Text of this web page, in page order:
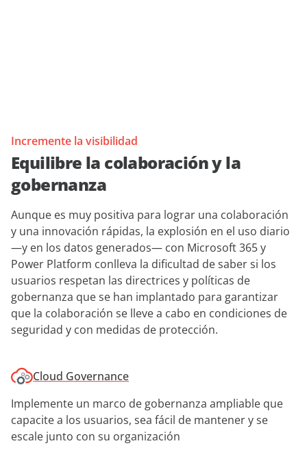
Incremente la visibilidad
Equilibre la colaboración y la
gobernanza
Aunque es muy positiva para lograr una colaboración
y una innovación rápidas, la explosión en el uso diario
—y en los datos generados— con Microsoft 365 y
Power Platform conlleva la dificultad de saber si los
usuarios respetan las directrices y políticas de
gobernanza que se han implantado para garantizar
que la colaboración se lleve a cabo en condiciones de
seguridad y con medidas de protección.
Cloud Governance
Implemente un marco de gobernanza ampliable que
capacite a los usuarios, sea fácil de mantener y se
escale junto con su organización